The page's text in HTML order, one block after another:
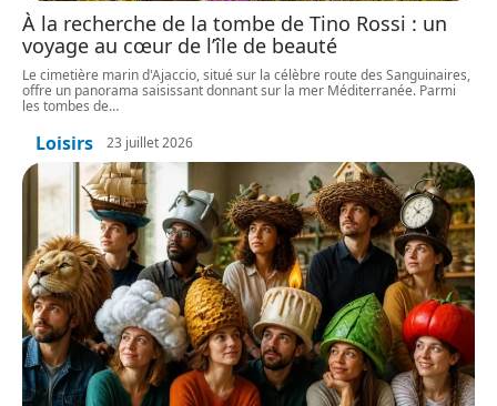
À la recherche de la tombe de Tino Rossi : un
voyage au cœur de l’île de beauté
Le cimetière marin d'Ajaccio, situé sur la célèbre route des Sanguinaires,
offre un panorama saisissant donnant sur la mer Méditerranée. Parmi
les tombes de…
Loisirs 23 juillet 2026